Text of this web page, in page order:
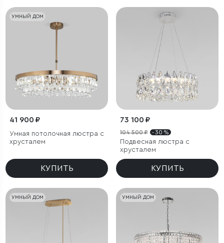
УМНЫЙ ДОМ
41 900 ₽
Умная потолочная люстра с
хрусталем
КУПИТЬ
73 100 ₽
104 500 ₽ - 30 %
Подвесная люстра с
хрусталем
КУПИТЬ
УМНЫЙ ДОМ УМНЫЙ ДОМ